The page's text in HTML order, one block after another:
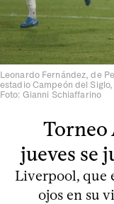
Leonardo Fernández, de
estadio Campeón del
Foto: Gianni Schiaffarino
Torneo
jueves se
Liverpool, que
ojos en su